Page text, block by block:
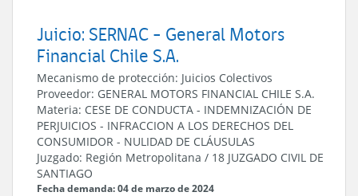
Juicio: SERNAC - General Motors
Financial Chile S.A.
Mecanismo de protección: Juicios Colectivos
Proveedor: GENERAL MOTORS FINANCIAL CHILE S.A.
Materia: CESE DE CONDUCTA - INDEMNIZACIÓN DE
PERJUICIOS - INFRACCION A LOS DERECHOS DEL
CONSUMIDOR - NULIDAD DE CLÁUSULAS
Juzgado: Región Metropolitana / 18 JUZGADO CIVIL DE
SANTIAGO
Fecha demanda: 04 de marzo de 2024